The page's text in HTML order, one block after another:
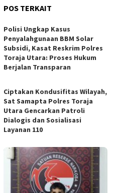
POS TERKAIT
Polisi Ungkap Kasus
Penyalahgunaan BBM Solar
Subsidi, Kasat Reskrim Polres
Toraja Utara: Proses Hukum
Berjalan Transparan
Ciptakan Kondusifitas Wilayah,
Sat Samapta Polres Toraja
Utara Gencarkan Patroli
Dialogis dan Sosialisasi
Layanan 110